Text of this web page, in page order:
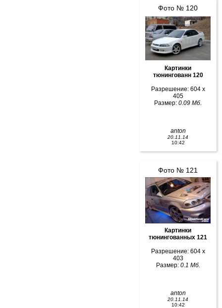
Фото № 120
Картинки
тюнингованн 120
Разрешение: 604 x
405
Размер: 0.09 Мб.
anton
20.11.14
10:42
Фото № 121
Картинки
тюнингованных 121
Разрешение: 604 x
403
Размер: 0.1 Мб.
anton
20.11.14
10:42